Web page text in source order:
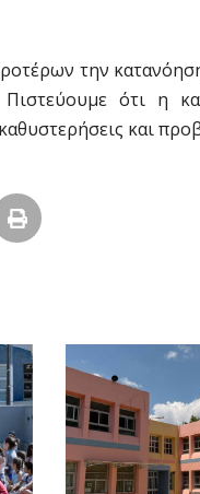
την
Πιστεύουμε ότι η
και